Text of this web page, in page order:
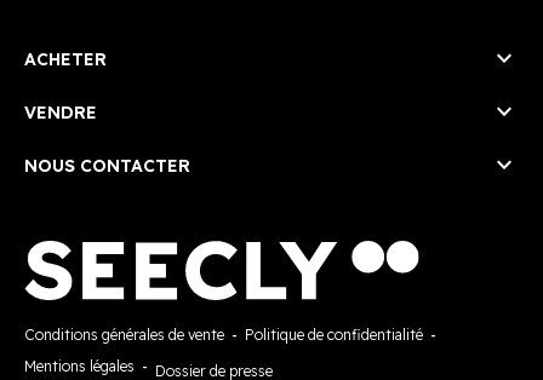
ACHETER 
VENDRE 
NOUS CONTACTER 
Conditions générales de vente - Politique de confidentialité -
Mentions légales - Dossier de presse